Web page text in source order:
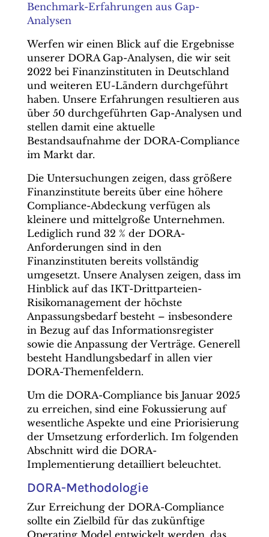
Benchmark-Erfahrungen aus Gap-
Analysen
Werfen wir einen Blick auf die Ergebnisse
unserer DORA Gap-Analysen, die wir seit
2022 bei Finanzinstituten in Deutschland
und weiteren EU-Ländern durchgeführt
haben. Unsere Erfahrungen resultieren aus
über 50 durchgeführten Gap-Analysen und
stellen damit eine aktuelle
Bestandsaufnahme der DORA-Compliance
im Markt dar.
Die Untersuchungen zeigen, dass größere
Finanzinstitute bereits über eine höhere
Compliance-Abdeckung verfügen als
kleinere und mittelgroße Unternehmen.
Lediglich rund 32 % der DORA-
Anforderungen sind in den
Finanzinstituten bereits vollständig
umgesetzt. Unsere Analysen zeigen, dass im
Hinblick auf das IKT-Drittparteien-
Risikomanagement der höchste
Anpassungsbedarf besteht – insbesondere
in Bezug auf das Informationsregister
sowie die Anpassung der Verträge. Generell
besteht Handlungsbedarf in allen vier
DORA-Themenfeldern.
Um die DORA-Compliance bis Januar 2025
zu erreichen, sind eine Fokussierung auf
wesentliche Aspekte und eine Priorisierung
der Umsetzung erforderlich. Im folgenden
Abschnitt wird die DORA-
Implementierung detailliert beleuchtet.
DORA-Methodologie
Zur Erreichung der DORA-Compliance
sollte ein Zielbild für das zukünftige
Operating Model entwickelt werden, das